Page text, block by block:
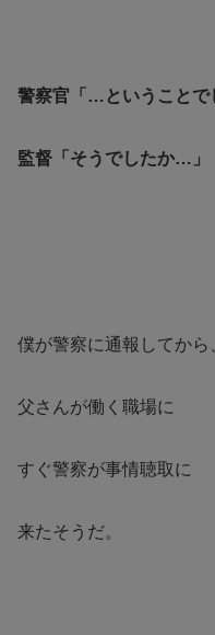
警察官「…ということで
監督「そうでしたか…」
僕が警察に通報してから
父さんが働く職場に
すぐ警察が事情聴取に
来たそうだ。